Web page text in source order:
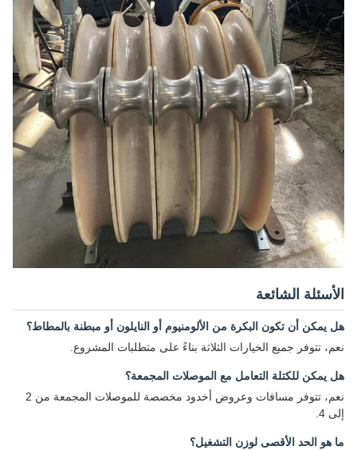
الأسئلة الشائعة
هل يمكن أن تكون البكرة من الألومنيوم أو النايلون أو مبطنة بالمطاط؟
نعم، تتوفر جميع الخيارات الثلاثة بناءً على متطلبات المشروع.
هل يمكن للكتلة التعامل مع الموصلات المجمعة؟
نعم، تتوفر مسافات وعروض أخدود مخصصة للموصلات المجمعة من 2
إلى 4.
ما هو الحد الأقصى لوزن التشغيل؟